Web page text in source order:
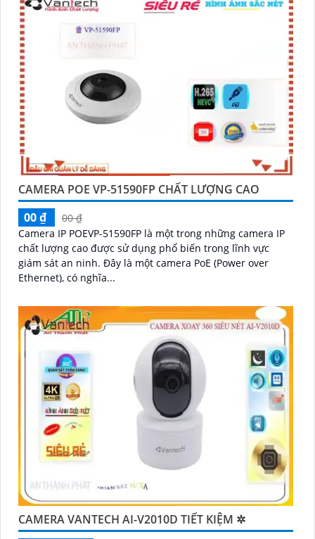
CAMERA POE VP-51590FP CHẤT LƯỢNG CAO
00 ₫
00 ₫
Camera IP POEVP-51590FP là một trong những camera IP
chất lượng cao được sử dụng phổ biến trong lĩnh vực
giám sát an ninh. Đây là một camera PoE (Power over
Ethernet), có nghĩa...
CAMERA VANTECH AI-V2010D TIẾT KIỆM ✲